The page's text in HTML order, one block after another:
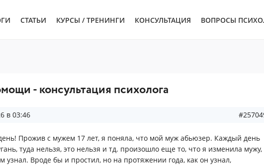
СТАТЬИ КУРСЫ / ТРЕНИНГИ КОНСУЛЬТАЦИЯ ВОПРОСЫ
- консультация психолога
в 03:46
Прожив с мужем 17 лет, я поняла, что мой муж абьюзер. Каждый день
туда нельзя, это нельзя и тд. произошло еще то, что я изменила мужу,
узнал. Вроде бы и простил, но на протяжении года, как он узнал,